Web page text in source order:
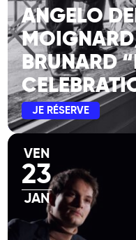
ANGELO
BRUNARD
JE RÉSERVE
VEN
23
JAN